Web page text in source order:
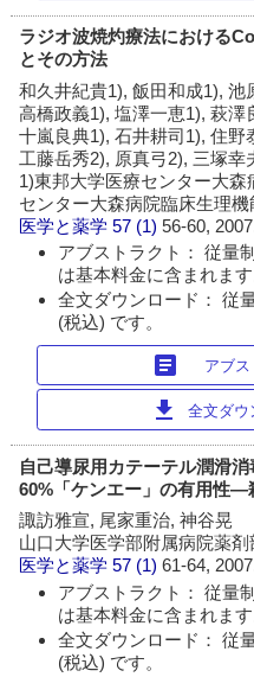
ラジオ波焼灼療法における
とその方法
和久井紀貴1), 飯田和成1), 池
高橋政義1), 塩澤一恵1), 萩澤
十嵐良典1), 石井耕司1), 住野
工藤岳秀2), 原真弓2), 三塚幸
1)東邦大学医療センター大
センター大森病院臨床生理機
医学と薬学 57 (1)56-60,
アブストラクト： 従量
は基本料金に含まれます
全文ダウンロード： 従
(税込) です。
article アブ
download 全文ダウ
自己導尿用カテーテル潤滑
60%「ケンエー」の有用性
諏訪雅宣, 尾家重治, 神谷晃
山口大学医学部附属病院薬剤
医学と薬学 57 (1)61-64,
アブストラクト： 従量
は基本料金に含まれます
全文ダウンロード： 従
(税込) です。